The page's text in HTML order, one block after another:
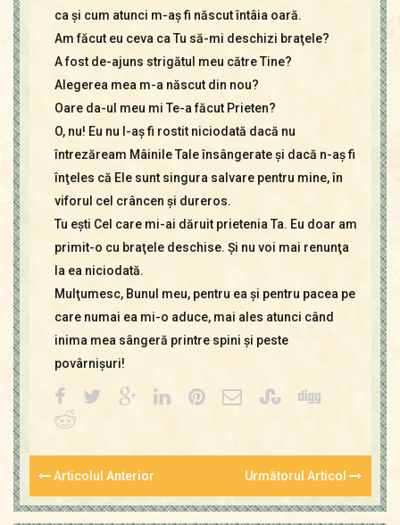
ca şi cum atunci m-aş fi născut întâia oară.
Am făcut eu ceva ca Tu să-mi deschizi braţele?
A fost de-ajuns strigătul meu către Tine?
Alegerea mea m-a născut din nou?
Oare da-ul meu mi Te-a făcut Prieten?
O, nu! Eu nu l-aş fi rostit niciodată dacă nu
întrezăream Mâinile Tale însângerate şi dacă n-aş fi
înţeles că Ele sunt singura salvare pentru mine, în
viforul cel crâncen şi dureros.
Tu eşti Cel care mi-ai dăruit prietenia Ta. Eu doar am
primit-o cu braţele deschise. Şi nu voi mai renunţa
la ea niciodată.
Mulţumesc, Bunul meu, pentru ea şi pentru pacea pe
care numai ea mi-o aduce, mai ales atunci când
inima mea sângeră printre spini şi peste
povârnişuri!
Articolul Anterior Următorul Articol